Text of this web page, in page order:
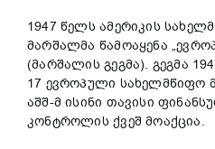
1947 წელს ამერიკის
მარშალმა წამოაყენა
(მარშალის გეგმა). გეგმა
17 ევროპული სახელმწიფო
აშშ-მ ისინი თავისი
კონტროლის ქვეშ მოაქცია.